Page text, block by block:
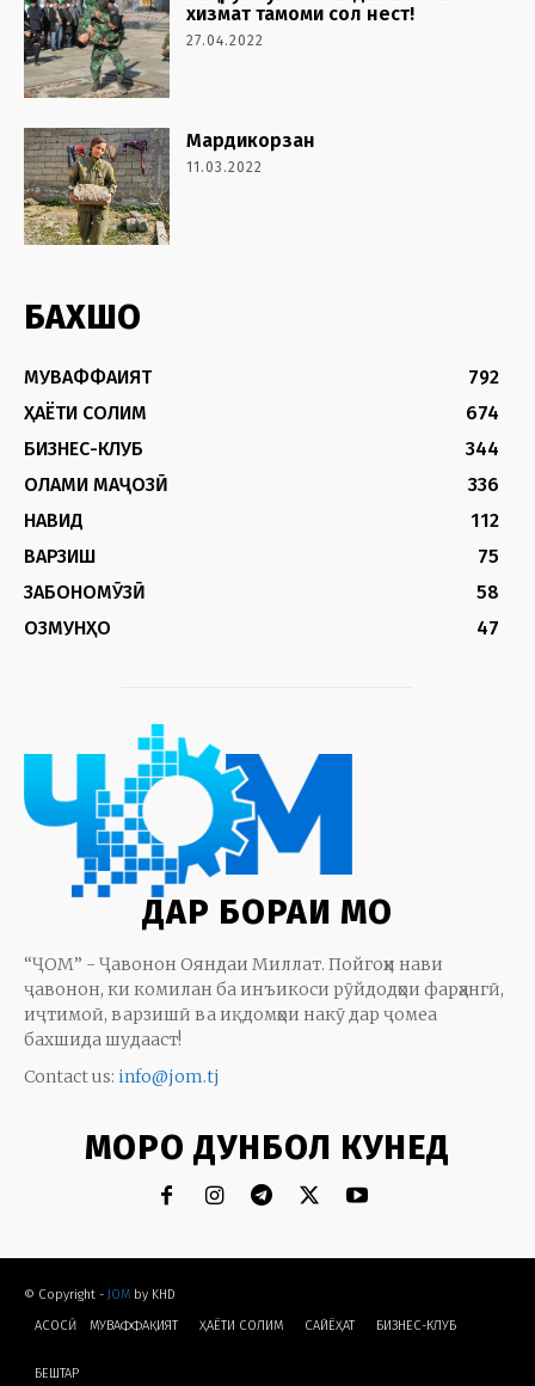
хизмат тамоми сол нест!
27.04.2022
Мардикорзан
11.03.2022
БАХШҲО
МУВАФФАҚИЯТ
792
ҲАЁТИ СОЛИМ
674
БИЗНЕС-КЛУБ
344
ОЛАМИ МАҶОЗӢ
336
НАВИД
112
ВАРЗИШ
75
ЗАБОНОМӮЗӢ
58
ОЗМУНҲО
47
ДАР БОРАИ МО
“ҶОМ” - Ҷавонон Ояндаи Миллат. Пойгоҳи нави
ҷавонон, ки комилан ба инъикоси рӯйдодҳои фарҳангӣ,
иҷтимоӣ, варзишӣ ва иқдомҳои накӯ дар ҷомеа
бахшида шудааст!
Contact us: info@jom.tj
МОРО ДУНБОЛ КУНЕД
© Copyright - JOM by KHD
АСОСӢ
МУВАФФАҚИЯТ ҲАЁТИ СОЛИМ CАЙЁҲАТ БИЗНЕС-КЛУБ
БЕШТАР